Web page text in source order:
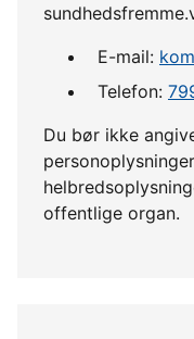
E-mail:
Telefon:
Du bør ikke
offentlige organ.